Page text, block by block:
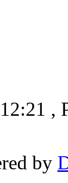
,
by